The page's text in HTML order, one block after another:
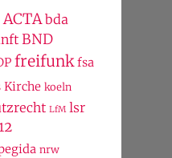
ACTA bda
BND
freifunk fsa
Kirche koeln
LfM lsr
nrw